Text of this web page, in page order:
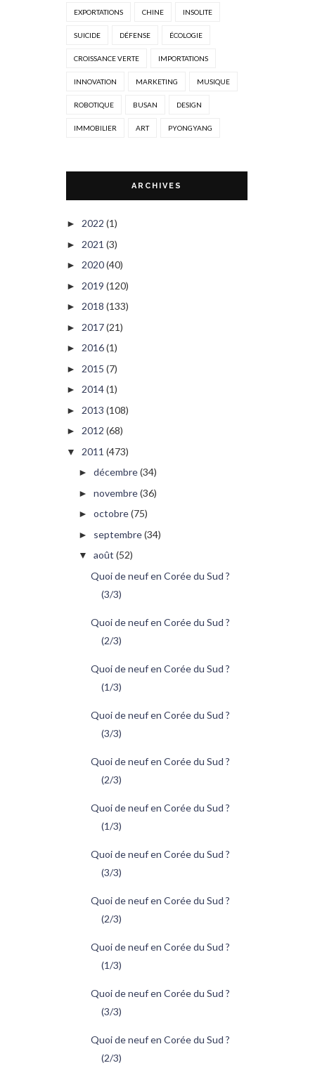
EXPORTATIONS CHINE INSOLITE
SUICIDE DÉFENSE ÉCOLOGIE
CROISSANCE VERTE IMPORTATIONS
INNOVATION MARKETING MUSIQUE
ROBOTIQUE BUSAN DESIGN
IMMOBILIER ART PYONGYANG
ARCHIVES
► 2022 (1)
► 2021 (3)
► 2020(40)
► 2019 (120)
► 2018 (133)
► 2017(21)
► 2016(1)
► 2015 (7)
► 2014(1)
► 2013 (108)
► 2012 (68)
▼ 2011 (473)
► décembre(34)
► novembre(36)
► octobre(75)
► septembre(34)
▼ août (52)
Quoi de neuf en Corée du Sud ?
(3/3)
Quoi de neuf en Corée du Sud ?
(2/3)
Quoi de neuf en Corée du Sud ?
(1/3)
Quoi de neuf en Corée du Sud ?
(3/3)
Quoi de neuf en Corée du Sud ?
(2/3)
Quoi de neuf en Corée du Sud ?
(1/3)
Quoi de neuf en Corée du Sud ?
(3/3)
Quoi de neuf en Corée du Sud ?
(2/3)
Quoi de neuf en Corée du Sud ?
(1/3)
Quoi de neuf en Corée du Sud ?
(3/3)
Quoi de neuf en Corée du Sud ?
(2/3)